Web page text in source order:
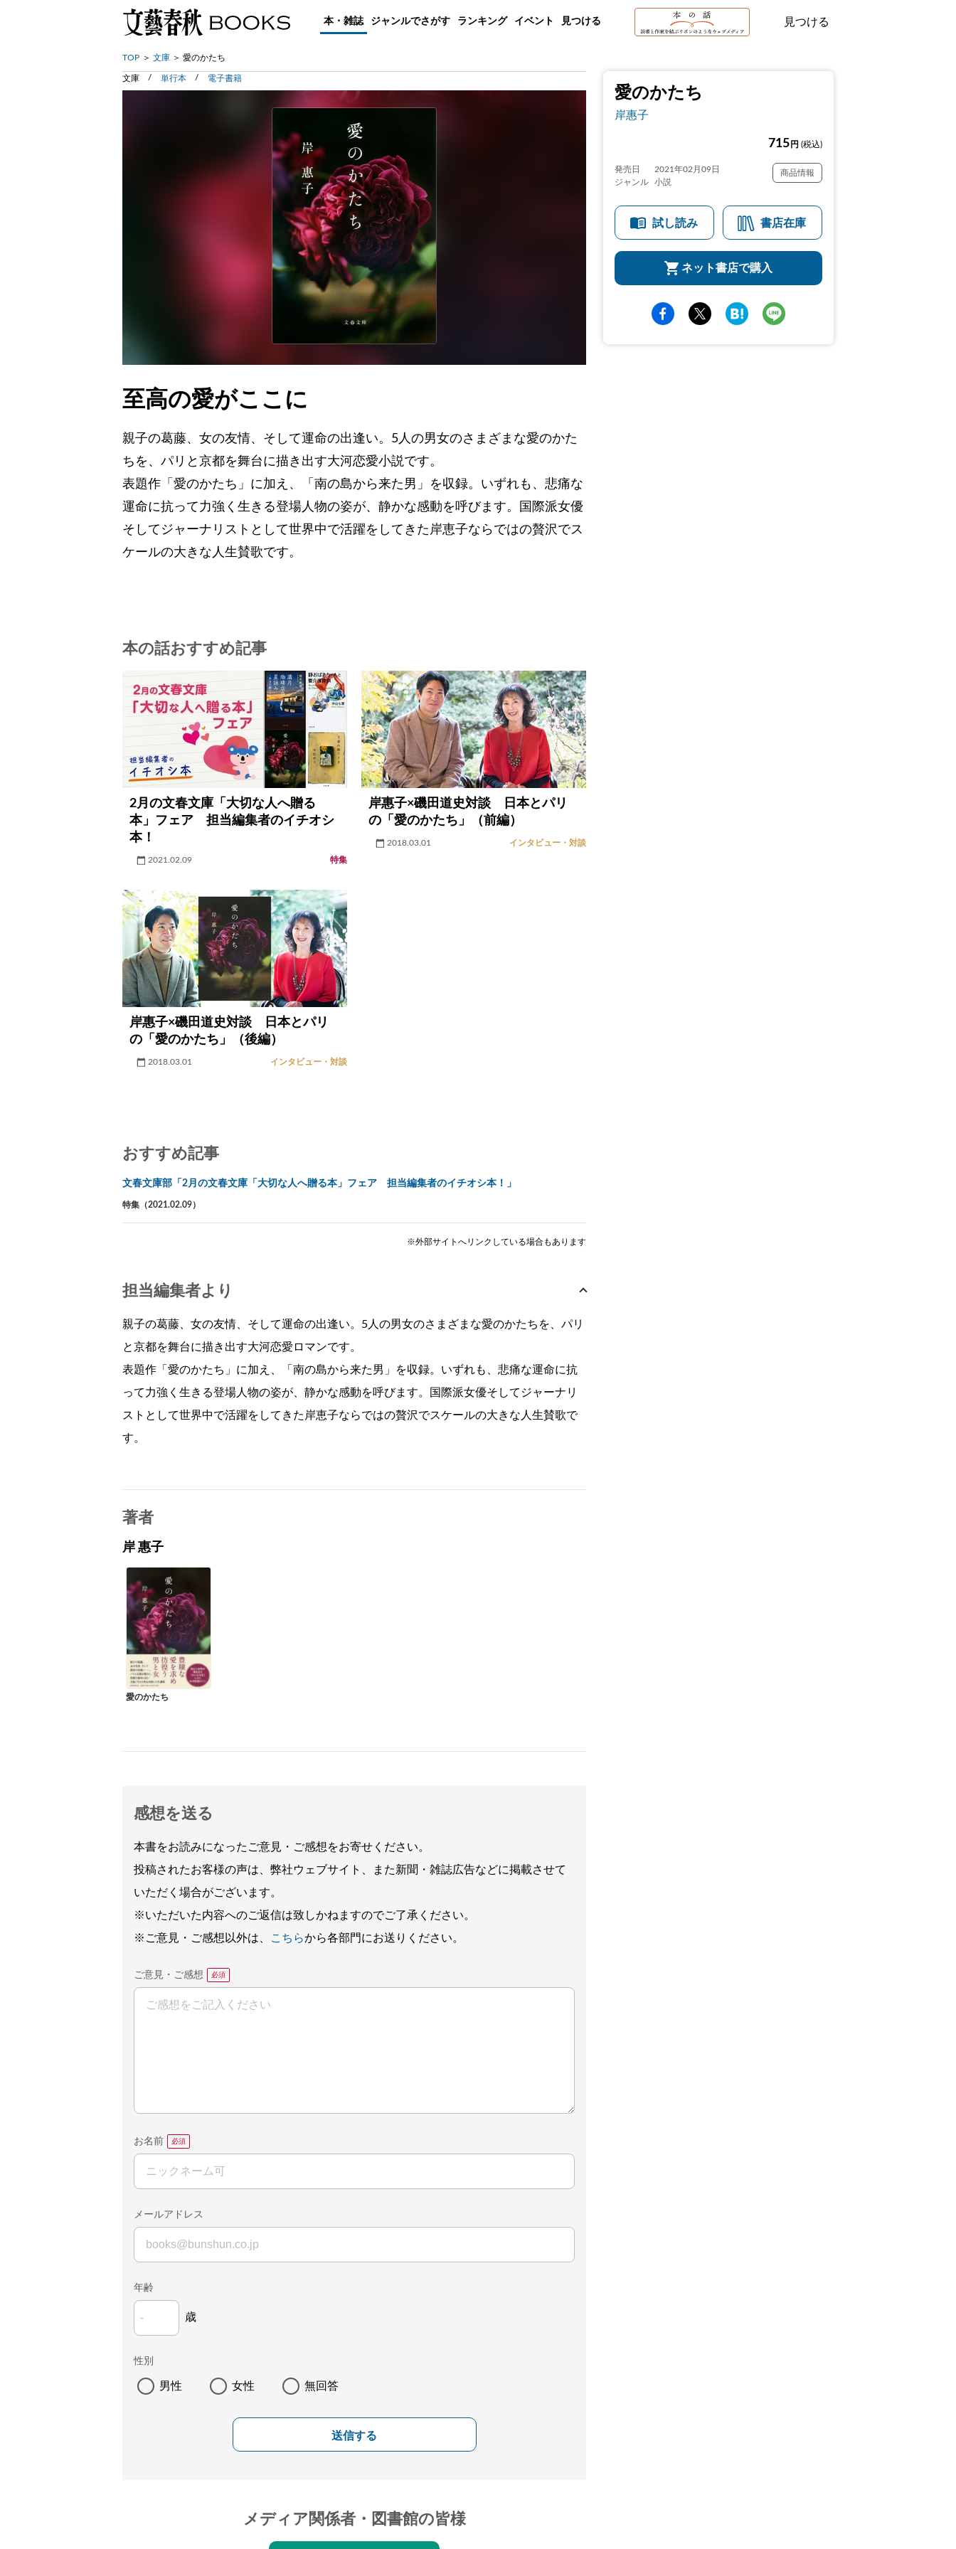
本・雑誌 ジャンルでさがす ランキング イベント 見つける 見つける
TOP 文庫 愛のかたち
愛のかたち
岸惠子
715 円 (税込)
発売日
2021年02月09日
ジャンル
小説
商品情報
試し読み 書店在庫
ネット書店で購入
文庫 単行本 電子書籍
至高の愛がここに
親子の葛藤、女の友情、そして運命の出逢い。5人の男女のさまざまな愛のかた
ちを、パリと京都を舞台に描き出す大河恋愛小説です。
表題作「愛のかたち」に加え、「南の島から来た男」を収録。いずれも、悲痛な
運命に抗って力強く生きる登場人物の姿が、静かな感動を呼びます。国際派女優
そしてジャーナリストとして世界中で活躍をしてきた岸恵子ならではの贅沢でス
ケールの大きな人生賛歌です。
本の話おすすめ記事
2月の文春文庫「大切な人へ贈る
本」フェア 担当編集者のイチオシ
本！
2021.02.09 特集
岸惠子×磯田道史対談 日本とパリ
の「愛のかたち」（前編）
2018.03.01 インタビュー・対談
岸惠子×磯田道史対談 日本とパリ
の「愛のかたち」（後編）
2018.03.01 インタビュー・対談
おすすめ記事
文春文庫部「2月の文春文庫「大切な人へ贈る本」フェア 担当編集者のイチオシ本！」
特集（2021.02.09）
※外部サイトへリンクしている場合もあります
担当編集者より
親子の葛藤、女の友情、そして運命の出逢い。5人の男女のさまざまな愛のかたちを、パリ
と京都を舞台に描き出す大河恋愛ロマンです。
表題作「愛のかたち」に加え、「南の島から来た男」を収録。いずれも、悲痛な運命に抗
って力強く生きる登場人物の姿が、静かな感動を呼びます。国際派女優そしてジャーナリ
ストとして世界中で活躍をしてきた岸恵子ならではの贅沢でスケールの大きな人生賛歌で
す。
著者
岸 惠子
愛のかたち
感想を送る
本書をお読みになったご意見・ご感想をお寄せください。
投稿されたお客様の声は、弊社ウェブサイト、また新聞・雑誌広告などに掲載させて
いただく場合がございます。
※いただいた内容へのご返信は致しかねますのでご了承ください。
※ご意見・ご感想以外は、
こちらから各部門にお送りください。
ご意見・ご感想
お名前
メールアドレス
年齢
歳
性別
男性 女性 無回答
送信する
メディア関係者・図書館の皆様